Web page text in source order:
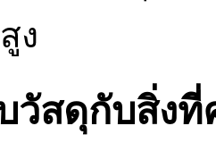
ง
บวัสดุกับสิ่